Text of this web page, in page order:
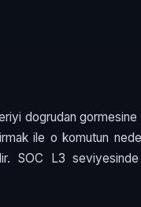
dogrudan
ile o komutun
SOC L3